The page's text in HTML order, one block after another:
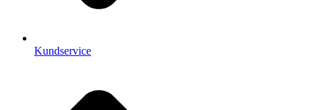
Kundservice